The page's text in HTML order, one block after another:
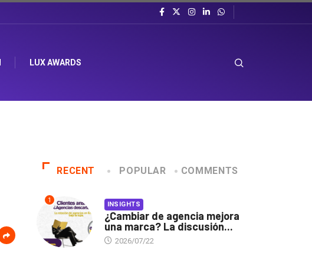
LUX AWARDS
RECENT POPULAR COMMENTS
1 INSIGHTS
¿Cambiar de agencia mejora
una marca? La discusión...
2026/07/22